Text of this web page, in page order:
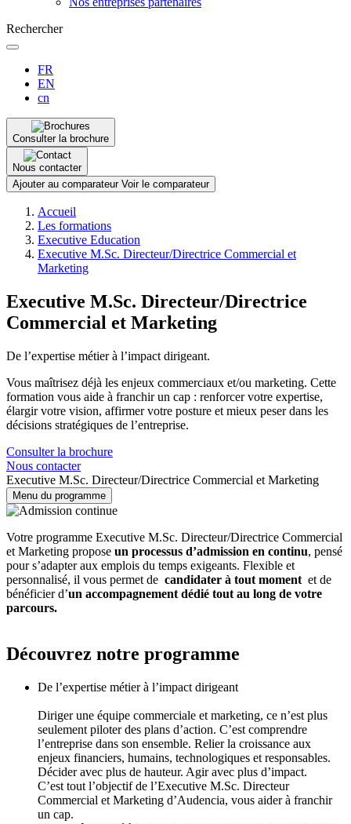
Rechercher
FR
EN
cn
Consulter la brochure
Nous contacter
Ajouter au comparateur Voir le comparateur
d'Ariane
Accueil
Les formations
Executive Education
Executive M.Sc. Directeur/Directrice Commercial et
Marketing
Executive M.Sc. Directeur/Directrice
Commercial et Marketing
De l’expertise métier à l’impact dirigeant.
Vous maîtrisez déjà les enjeux commerciaux et/ou marketing. Cette
formation vous aide à franchir un cap : renforcer votre expertise,
élargir votre vision, affirmer votre posture et mieux peser dans les
décisions stratégiques de l’entreprise.
Consulter la brochure
Nous contacter
Executive M.Sc. Directeur/Directrice Commercial et Marketing
Menu du programme
Votre programme Executive M.Sc. Directeur/Directrice Commercial
et Marketing propose un processus d’admission en continu, pensé
pour s’adapter aux emplois du temps exigeants. Flexible et
personnalisé, il vous permet de candidater à tout moment et de
bénéficier d’un accompagnement dédié tout au long de votre
parcours.
Découvrez notre programme
De l’expertise métier à l’impact dirigeant
Diriger une équipe commerciale et marketing, ce n’est plus
seulement piloter des plans d’action. C’est comprendre
l’entreprise dans son ensemble. Relier la croissance aux
enjeux financiers, humains, technologiques et responsables.
Décider avec plus de hauteur. Agir avec plus d’impact.
C’est tout l’objectif de l’Executive M.Sc. Directeur
Commercial et Marketing d’Audencia, vous aider à franchir
un cap.